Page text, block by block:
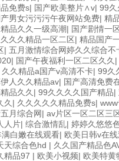
免费s| 国产欧美整片∧v| 99久
产男女污污污午夜网站免费| 精
品久久一级高潮| 国产剧情一
久久精品一区二区| 精品国产
| 五月激情综合网婷久久综合不
| 国产午夜福利一区二区久久 |
久久精品a国产v高清不卡| 99久
人久久精品av| 国产高清免费
品久久 | 99久久久久国产精品|
久 | 久久久久久精品免费s|
月综合网| av片区一区二区三
人片| 综合激情乱| 婷婷久悠悠
白嫩在线观看| 欧美日韩v在
天综合色hd | 久久国产精品色
精品97 | 欧美小视频| 欧美特黄